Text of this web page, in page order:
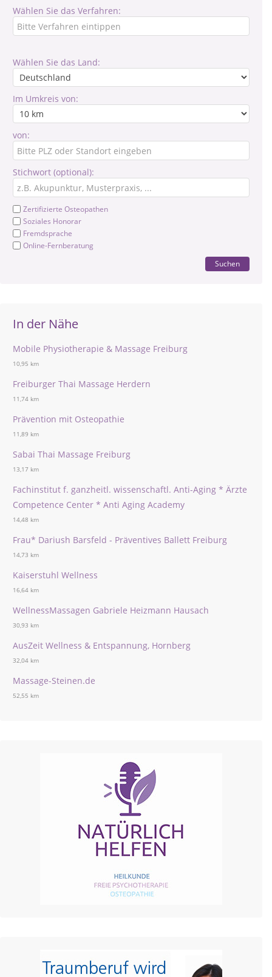
Wählen Sie das Verfahren:
Wählen Sie das Land:
Im Umkreis von:
von:
Stichwort (optional):
Zertifizierte Osteopathen
Soziales Honorar
Fremdsprache
Online-Fernberatung
Suchen
In der Nähe
Mobile Physiotherapie & Massage Freiburg
10,95 km
Freiburger Thai Massage Herdern
11,74 km
Prävention mit Osteopathie
11,89 km
Sabai Thai Massage Freiburg
13,17 km
Fachinstitut f. ganzheitl. wissenschaftl. Anti-Aging * Ärzte
Competence Center * Anti Aging Academy
14,48 km
Frau* Dariush Barsfeld - Präventives Ballett Freiburg
14,73 km
Kaiserstuhl Wellness
16,64 km
WellnessMassagen Gabriele Heizmann Hausach
30,93 km
AusZeit Wellness & Entspannung, Hornberg
32,04 km
Massage-Steinen.de
52,55 km